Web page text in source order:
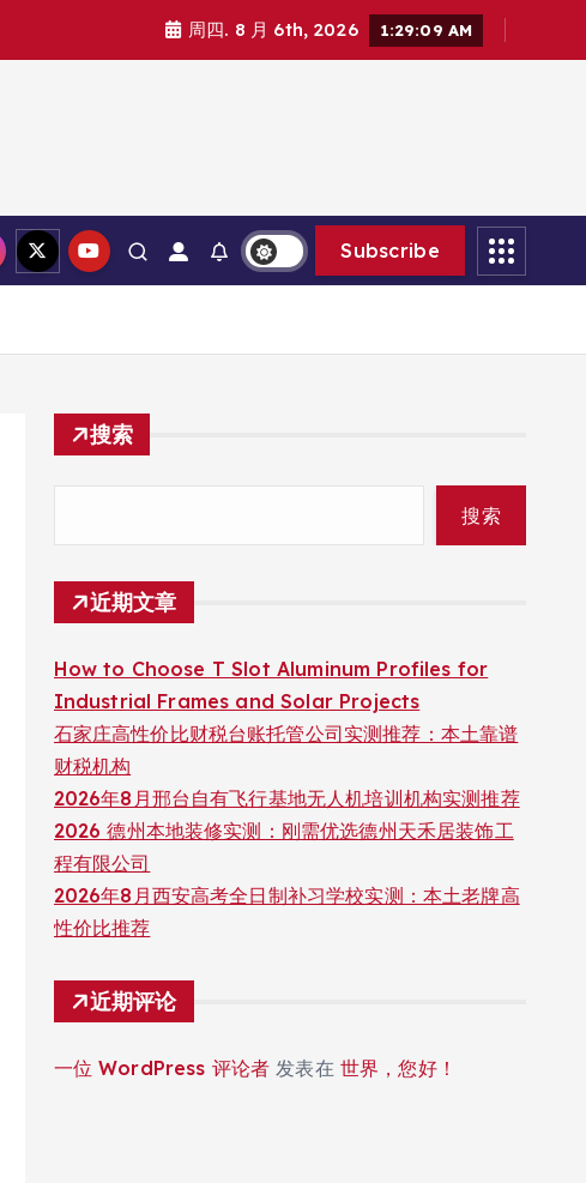
周四. 8 月 6th, 2026 1:29:09 AM
Subscribe
搜索
搜索
近期文章
How to Choose T Slot Aluminum Profiles for
Industrial Frames and Solar Projects
石家庄高性价比财税台账托管公司实测推荐：本土靠谱
财税机构
2026年8月邢台自有飞行基地无人机培训机构实测推荐
2026 德州本地装修实测：刚需优选德州天禾居装饰工
程有限公司
2026年8月西安高考全日制补习学校实测：本土老牌高
性价比推荐
近期评论
一位 WordPress 评论者 发表在 世界，您好！